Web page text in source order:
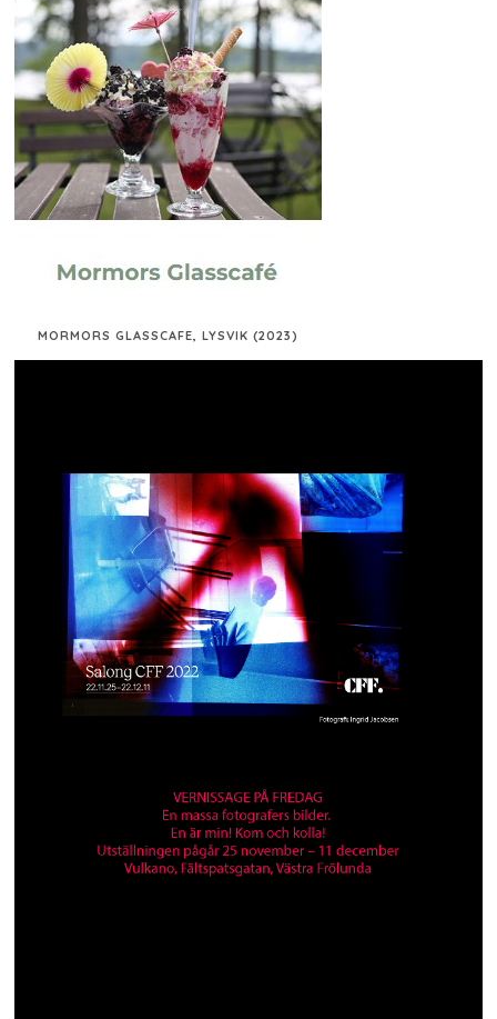
MORMORS GLASSCAFE, LYSVIK (2023)